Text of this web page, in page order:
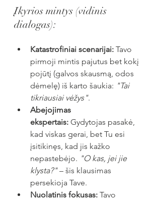
Įkyrios mintys (vidinis
dialogas):
Katastrofiniai scenarijai: Tavo
pirmoji mintis pajutus bet kokį
pojūtį (galvos skausmą, odos
dėmelę) iš karto šaukia: "Tai
tikriausiai vėžys".
Abejojimas
ekspertais: Gydytojas pasakė,
kad viskas gerai, bet Tu esi
įsitikinęs, kad jis kažko
nepastebėjo. "O kas, jei jie
klysta?" – šis klausimas
persekioja Tave.
Nuolatinis fokusas: Tavo